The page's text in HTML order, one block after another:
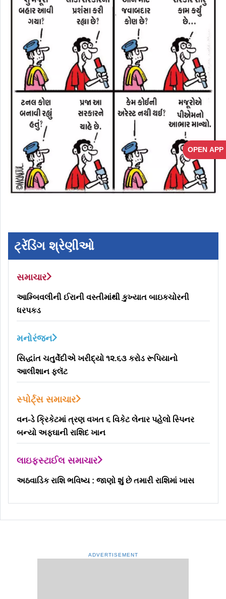
OPEN APP
ટ્રેંડિંગ શ્રેણીઓ
સમાચાર
આમ્બિવલીની ઈરાની વસ્તીમાંથી કુખ્યાત બાઇકચોરની
ધરપકડ
મનોરંજન
સિદ્ધાંત ચતુર્વેદીએ ખરીદ્યો ૧૨.૬૩ કરોડ રૂપિયાનો
આલીશાન ફ્લૅટ
સ્પોર્ટ્સ સમાચાર
વન-ડે ક્રિકેટમાં ત્રણ વખત ૬ વિકેટ લેનાર પહેલો સ્પિનર
બન્યો અફઘાની રાશિદ ખાન
લાઇફસ્ટાઈલ સમાચાર
અઠવાડિક રાશિ ભવિષ્ય : જાણો શું છે તમારી રાશિમાં ખાસ
ADVERTISEMENT